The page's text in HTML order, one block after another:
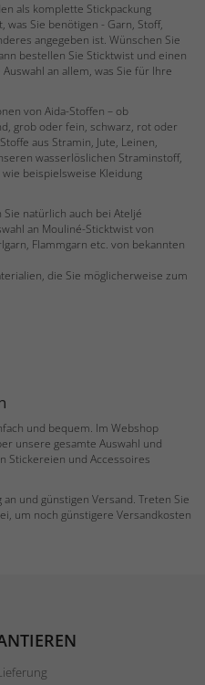
als komplette Stickpackung
Sie benötigen - Garn, Stoff,
angegeben ist. Wünschen Sie
bestellen Sie Sticktwist und einen
an allem, was Sie für Ihre
von Aida-Stoffen – ob
grob oder fein, schwarz, rot oder
aus Stramin, Jute, Leinen,
wasserlöslichen Straminstoff,
beispielsweise Kleidung
natürlich auch bei Ateljé
an Mouliné-Sticktwist von
Flammgarn etc. von bekannten
die Sie möglicherweise zum
und bequem. Im Webshop
unsere gesamte Auswahl und
Stickereien und Accessoires
und günstigen Versand. Treten Sie
um noch günstigere Versandkosten